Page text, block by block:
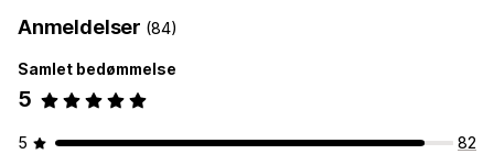
Anmeldelser (84)
Samlet bedømmelse
5
5
82